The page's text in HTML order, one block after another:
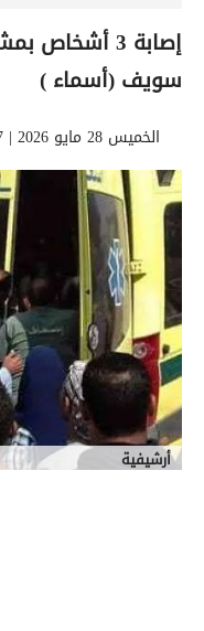
إصابة 3
سويف (أسماء )
الخميس 28 مايو 2026 | 08:07 مساءً
أرشيفية